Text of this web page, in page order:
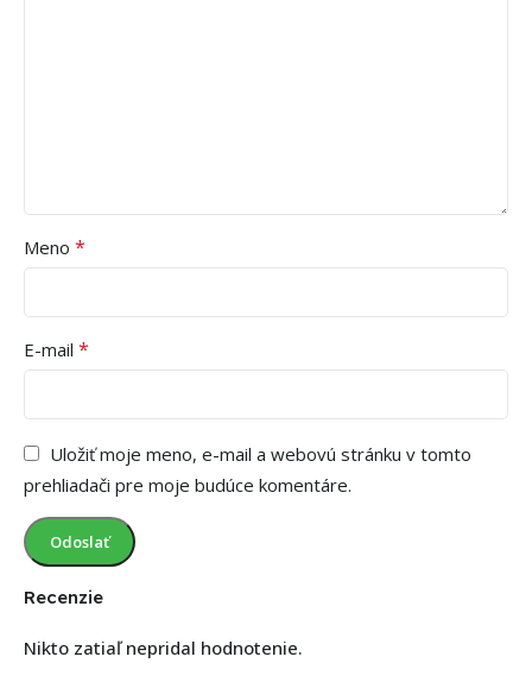
Recenzie
Nikto zatiaľ nepridal hodnotenie.
Meno *
E-mail *
Uložiť moje meno, e-mail a webovú stránku v tomto
prehliadači pre moje budúce komentáre.